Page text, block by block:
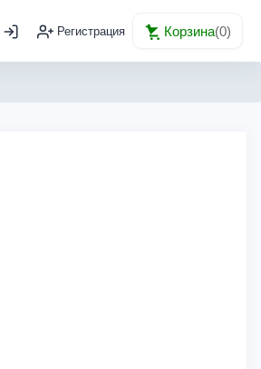
Регистрация Корзина(0)